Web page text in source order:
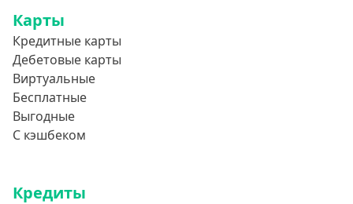
Карты
Кредитные карты
Дебетовые карты
Виртуальные
Бесплатные
Выгодные
С кэшбеком
Кредиты